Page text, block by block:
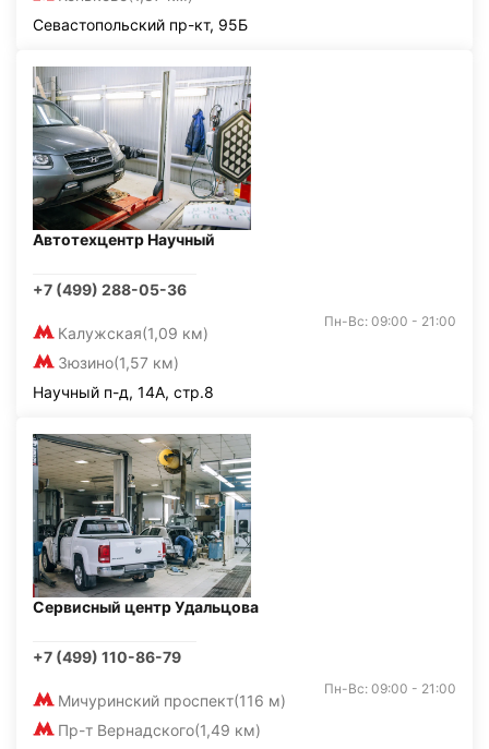
Севастопольский пр-кт, 95Б
Автотехцентр Научный
+7 (499) 288-05-36
Калужская(1,09 км)
Зюзино(1,57 км)
Пн-Вс: 09:00 - 21:00
Научный п-д, 14А, стр.8
Сервисный центр Удальцова
+7 (499) 110-86-79
Мичуринский проспект(116 м)
Пр-т Вернадского(1,49 км)
Пн-Вс: 09:00 - 21:00